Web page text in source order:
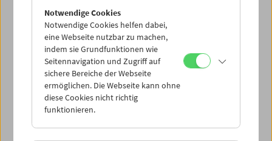
Notwendige Cookies
Notwendige Cookies helfen dabei,
eine Webseite nutzbar zu machen,
indem sie Grundfunktionen wie
Seitennavigation und Zugriff auf
sichere Bereiche der Webseite
ermöglichen. Die Webseite kann ohne
diese Cookies nicht richtig
funktionieren.